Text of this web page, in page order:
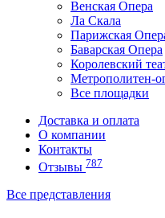
Венская Опера
Ла Скала
Парижская
Баварская Опера
Королевский
Метрополитен-
Все площадки
Доставка и оплата
О компании
Контакты
Отзывы 787
Все представления